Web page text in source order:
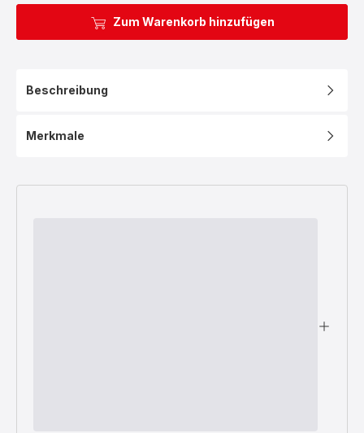
Zum Warenkorb hinzufügen
Beschreibung
Merkmale